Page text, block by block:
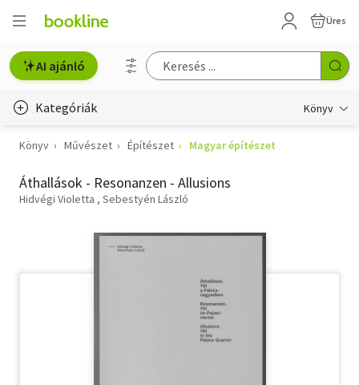
Üres
AI ajánló
Kategóriák Könyv
Életmód, egészség
Erotika
Hobbi, szabadidő
Könyv Művészet Építészet Magyar építészet
Áthallások - Resonanzen - Allusions
Hidvégi Violetta Sebestyén László